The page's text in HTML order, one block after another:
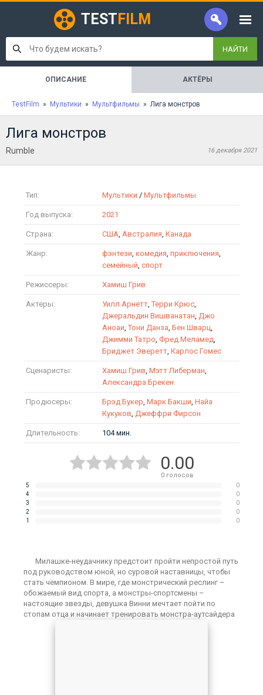
TEST FILM
НАЙТИ
ОПИСАНИЕ АКТЁРЫ
TestFilm » Мультики » Мультфильмы » Лига монстров
Лига монстров
Rumble 16 декабря 2021
Тип: Мультики / Мультфильмы
Год выпуска: 2021
Страна: США, Австралия, Канада
Жанр: фэнтези, комедия, приключения,
семейный, спорт
Режиссеры: Хамиш Грив
Актеры: Уилл Арнетт,Терри Крюс,
Джеральдин Вишванатан, Джо
Аноаи,Тони Данза, Бен Шварц,
Джимми Татро, Фред Меламед,
Бриджет Эверетт, Карлос Гомес
Сценаристы: Хамиш Грив, Мэтт Либерман,
Александра Брекен
Продюсеры: Брэд Букер, Марк Бакши, Найа
Кукуков, Джеффри Фирсон
Длительность: 104 мин.
0.00
0голосов
5
0
4
0
3
0
2
0
1
0
Милашке-неудачнику предстоит пройти непростой путь
под руководством юной, но суровой наставницы, чтобы
стать чемпионом. В мире, где монстрический реслинг –
обожаемый вид спорта, а монстры-спортсмены –
настоящие звезды, девушка Винни мечтает пойти по
стопам отца и начинает тренировать монстра-аутсайдера